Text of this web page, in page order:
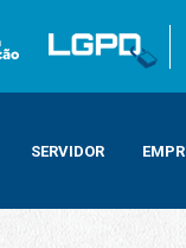
SERVIDOR